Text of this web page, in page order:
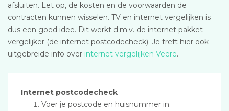
afsluiten. Let op, de kosten en de voorwaarden de
contracten kunnen wisselen. TV en internet vergelijken is
dus een goed idee. Dit werkt d.m.v. de internet pakket-
vergelijker (de internet postcodecheck). Je treft hier ook
uitgebreide info over internet vergelijken Veere.
Internet postcodecheck
Voer je postcode en huisnummer in.